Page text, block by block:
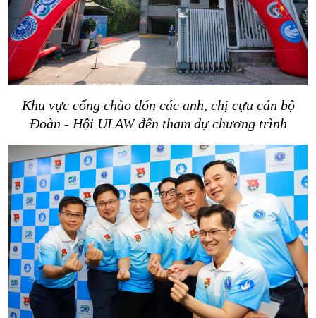
Khu vực cổng chào đón các anh, chị cựu cán bộ
Đoàn - Hội ULAW đến tham dự chương trình